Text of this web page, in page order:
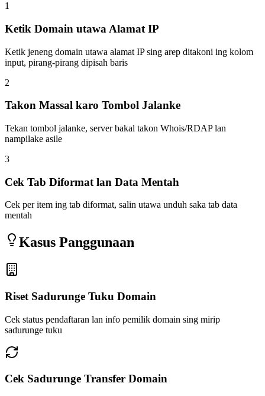
1
Ketik Domain utawa Alamat IP
Ketik jeneng domain utawa alamat IP sing arep ditakoni ing kolom
input, pirang-pirang dipisah baris
2
Takon Massal karo Tombol Jalanke
Tekan tombol jalanke, server bakal takon Whois/RDAP lan
nampilake asile
3
Cek Tab Diformat lan Data Mentah
Cek per item ing tab diformat, salin utawa unduh saka tab data
mentah
Kasus Panggunaan
Riset Sadurunge Tuku Domain
Cek status pendaftaran lan info pemilik domain sing mirip
sadurunge tuku
Cek Sadurunge Transfer Domain